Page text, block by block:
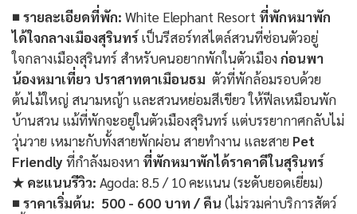
■ รายละเอียดที่พัก: White Elephant Resort ที่พักหมาพัก
ได้ใจกลางเมืองสุรินทร์ เป็นรีสอร์ทสไตล์สวนที่ซ่อนตัวอยู่
ใจกลางเมืองสุรินทร์ สำหรับคนอยากพักในตัวเมือง ก่อนพา
น้องหมาเที่ยว ปราสาทตาเมือนธม ตัวที่พักล้อมรอบด้วย
ต้นไม้ใหญ่ สนามหญ้า และสวนหย่อมสีเขียว ให้ฟีลเหมือนพัก
บ้านสวน แม้ที่พักจะอยู่ในตัวเมืองสุรินทร์ แต่บรรยากาศกลับไม่
วุ่นวาย เหมาะกับทั้งสายพักผ่อน สายทำงาน และสาย Pet
Friendlyที่กำลังมองหา ที่พักหมาพักได้ราคาดีในสุรินทร์
★ คะแนนรีวิว: Agoda: 8.5 / 10 คะแนน (ระดับยอดเยี่ยม)
■ ราคาเริ่มต้น: 500 - 600 บาท / คืน (ไม่รวมค่าบริการสัตว์